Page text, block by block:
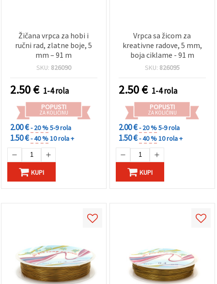
Žičana vrpca za hobi i
ručni rad, zlatne boje, 5
mm – 91 m
SKU: 826090
2.50€ 1-4 rola
POPUSTI
ZA KOLIČINU
2.00 €- 20 %5-9 rola
1.50 €- 40 %10 rola +
KUPI
Vrpca sa žicom za
kreativne radove, 5 mm,
boja ciklame - 91 m
SKU: 826095
2.50€ 1-4 rola
POPUSTI
ZA KOLIČINU
2.00 €- 20 %5-9 rola
1.50 €- 40 %10 rola +
KUPI